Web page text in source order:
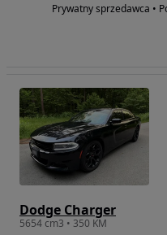
Prywatny sprzedawca •
Dodge Charger
5654 cm3 • 350 KM